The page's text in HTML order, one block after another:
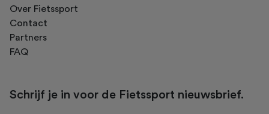
Over Fietssport
Contact
Partners
FAQ
Schrijf je in voor de Fietssport nieuwsbrief.